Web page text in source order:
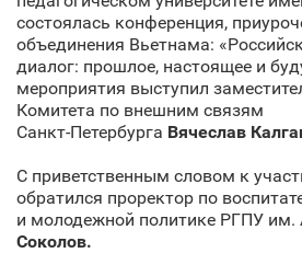
состоялась конференция,
объединения Вьетнама:
диалог: прошлое, настоящее и
мероприятия выступил
Комитета по внешним связям
Санкт‑Петербурга Вячеслав
С приветственным словом к
обратился проректор по
и молодежной политике РГПУ им.
Соколов.